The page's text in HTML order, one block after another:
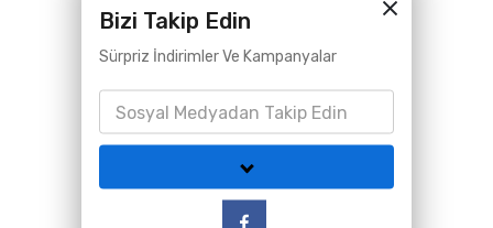
Bizi Takip Edin
Sürpriz İndirimler Ve Kampanyalar